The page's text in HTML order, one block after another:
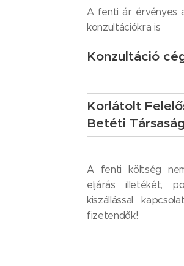
A fenti ár érvényes
konzultációkra is
Konzultáció
Korlátolt
Betéti
A fenti költség
eljárás illetékét,
kiszállással
fizetendők!